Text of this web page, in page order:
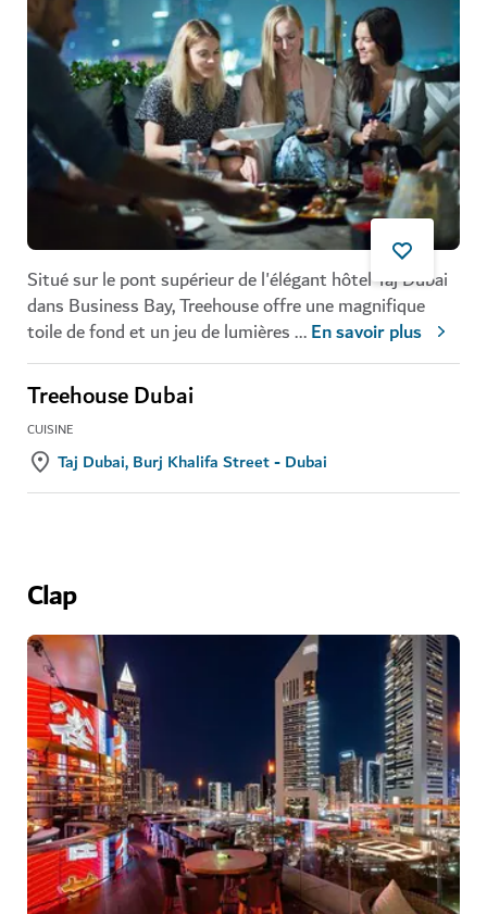
Situé sur le pont supérieur de l'élégant hôtel Taj Dubai
dans Business Bay, Treehouse offre une magnifique
toile de fond et un jeu de lumières...En savoir plus
Treehouse Dubai
CUISINE
Taj Dubai, Burj Khalifa Street - Dubai
Clap